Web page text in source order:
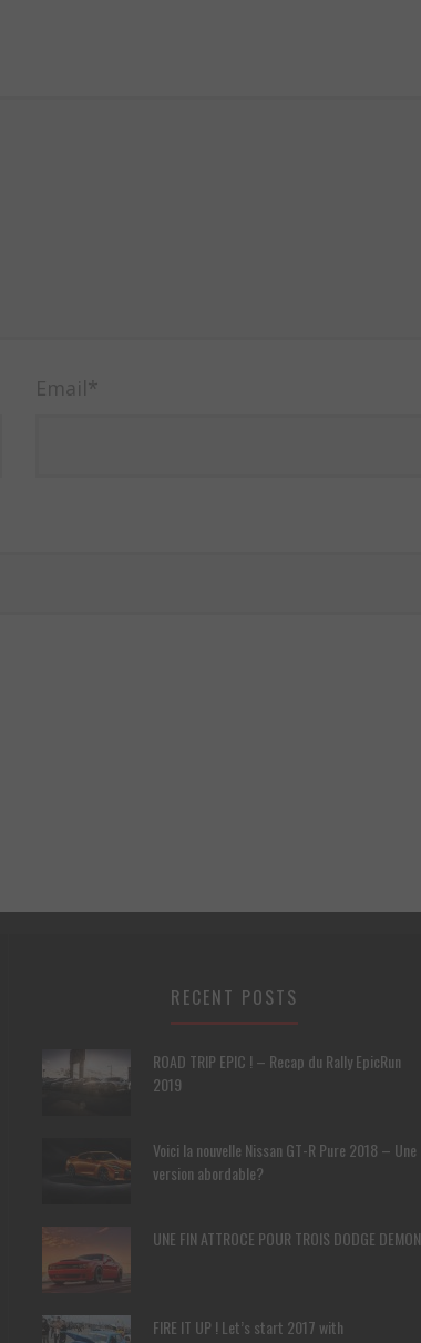
Email*
RECENT POSTS
ROAD TRIP EPIC ! – Recap du Rally EpicRun
2019
Voici la nouvelle Nissan GT-R Pure 2018 – Une
version abordable?
UNE FIN ATTROCE POUR TROIS DODGE DEMON
FIRE IT UP ! Let’s start 2017 with